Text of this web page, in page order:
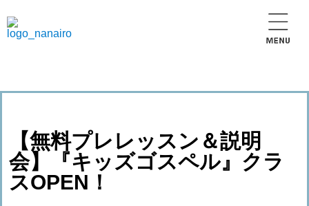
【無料プレレッスン＆説明
会】『キッズゴスペル』クラ
スOPEN！